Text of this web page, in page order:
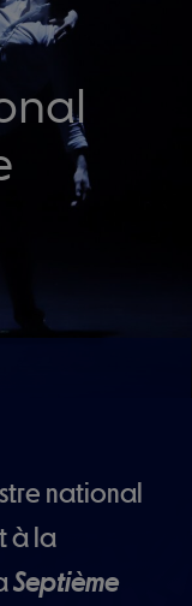
national
à la
Septième